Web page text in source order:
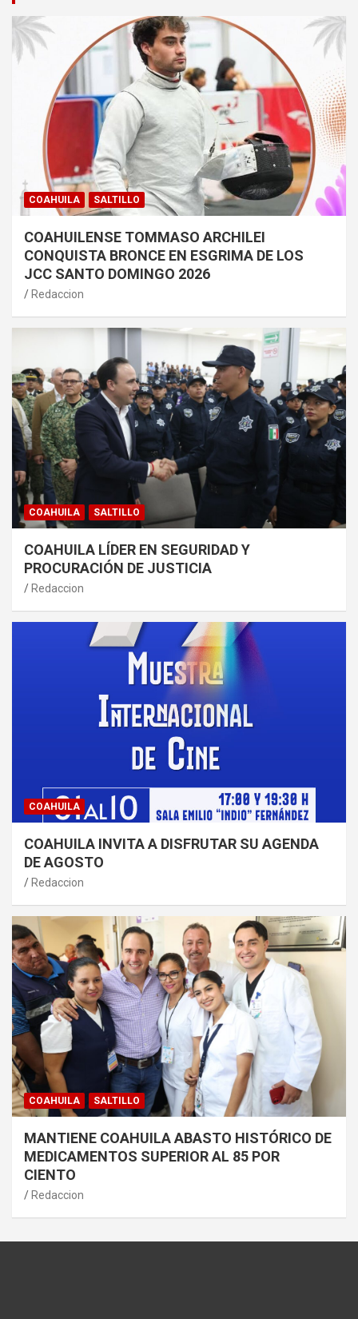
COAHUILA SALTILLO
COAHUILENSE TOMMASO ARCHILEI
CONQUISTA BRONCE EN ESGRIMA DE LOS
JCC SANTO DOMINGO 2026
Redaccion
COAHUILA SALTILLO
COAHUILA LÍDER EN SEGURIDAD Y
PROCURACIÓN DE JUSTICIA
Redaccion
COAHUILA
COAHUILA INVITA A DISFRUTAR SU AGENDA
DE AGOSTO
Redaccion
COAHUILA SALTILLO
MANTIENE COAHUILA ABASTO HISTÓRICO DE
MEDICAMENTOS SUPERIOR AL 85 POR
CIENTO
Redaccion